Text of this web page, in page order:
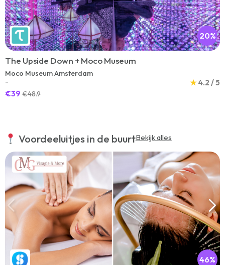
20%
The Upside Down + Moco Museum
Moco Museum Amsterdam
-
★ 4.2 / 5
€39 €48.9
Voordeeluitjes in de buurtBekijk alles
46%